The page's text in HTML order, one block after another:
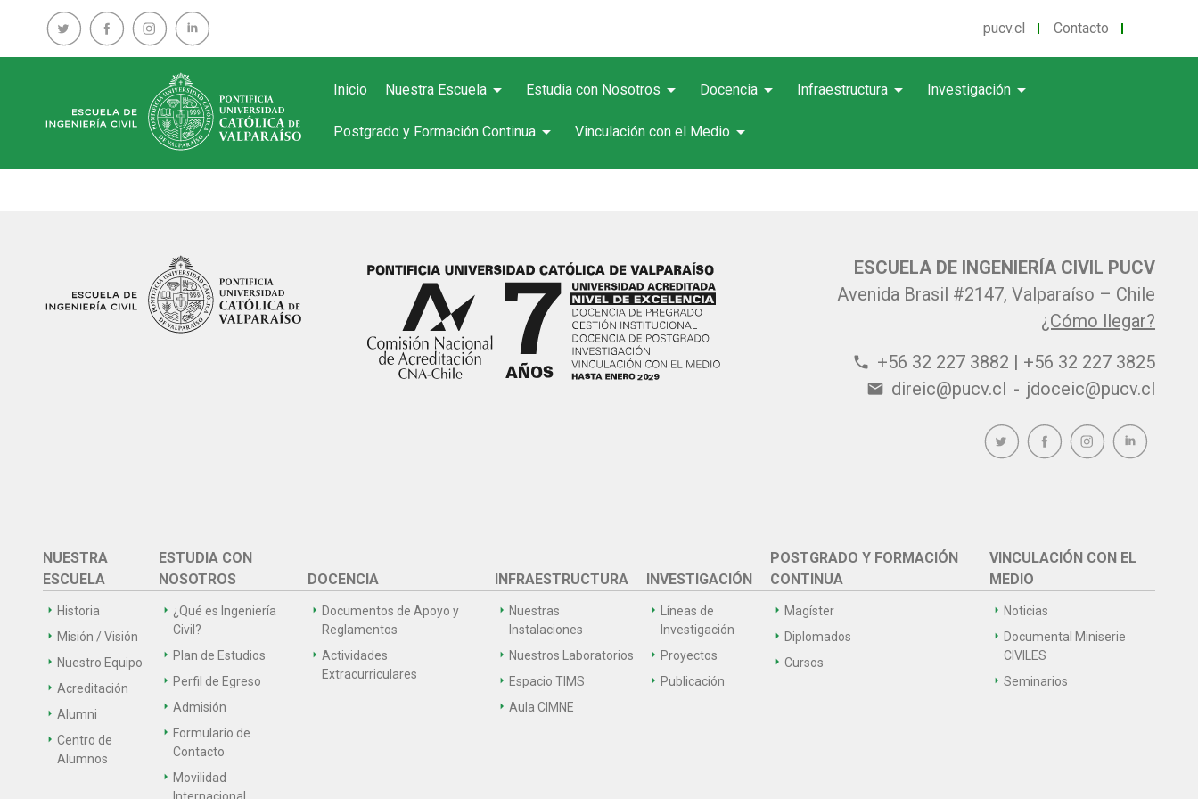
pucv.cl Contacto
Inicio Nuestra Escuela arrow_drop_down Estudia con Nosotros arrow_drop_down Docencia arrow_drop_down Infraestructura arrow_drop_down Investigación arrow_drop_down
Postgrado y Formación Continua arrow_drop_down Vinculación con el Medio arrow_drop_down
ESCUELA DE INGENIERÍA CIVIL PUCV
Avenida Brasil #2147, Valparaíso – Chile
¿Cómo llegar?
phone +56 32 227 3882 | +56 32 227 3825
email direic@pucv.cl - jdoceic@pucv.cl
NUESTRA
ESCUELA
Historia
Misión / Visión
Nuestro Equipo
Acreditación
Alumni
Centro de
Alumnos
ESTUDIA CON
NOSOTROS
¿Qué es Ingeniería
Civil?
Plan de Estudios
Perfil de Egreso
Admisión
Formulario de
Contacto
Movilidad
DOCENCIA
Documentos de Apoyo y
Reglamentos
Actividades
Extracurriculares
INFRAESTRUCTURA
Nuestras
Instalaciones
Nuestros Laboratorios
Espacio TIMS
Aula CIMNE
INVESTIGACIÓN
Líneas de
Investigación
Proyectos
Publicación
POSTGRADO Y FORMACIÓN
CONTINUA
Magíster
Diplomados
Cursos
VINCULACIÓN CON EL
MEDIO
Noticias
Documental Miniserie
CIVILES
Seminarios